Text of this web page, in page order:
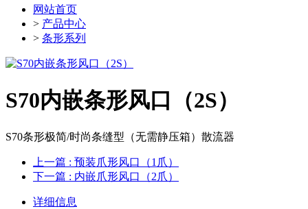
网站首页
> 产品中心
> 条形系列
S70内嵌条形风口（2S）
S70条形极简/时尚条缝型（无需静压箱）散流器
上一篇 : 预装爪形风口（1爪）
下一篇 : 内嵌爪形风口（2爪）
详细信息